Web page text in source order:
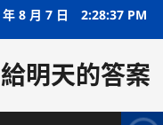
8 月 7 日 2:28:38 PM
明天的答案